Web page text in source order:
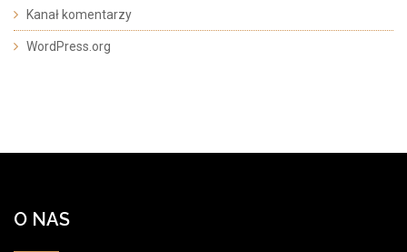
Kanał komentarzy
WordPress.org
O NAS